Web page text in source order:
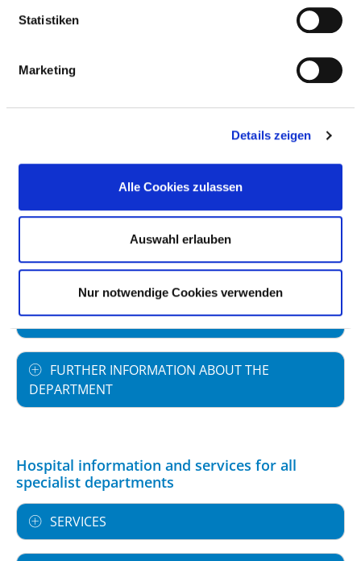
Statistiken
Marketing
Details zeigen
Alle Cookies zulassen
Auswahl erlauben
Nur notwendige Cookies verwenden
Information and services of the department
NUMBER OF CASES
SPECIALIST EXPERTISE AND FURTHER
MEDICAL SERVICE OFFERING WITH CASE
NUMBERS
FURTHER INFORMATION ABOUT THE
DEPARTMENT
Hospital information and services for all
specialist departments
SERVICES